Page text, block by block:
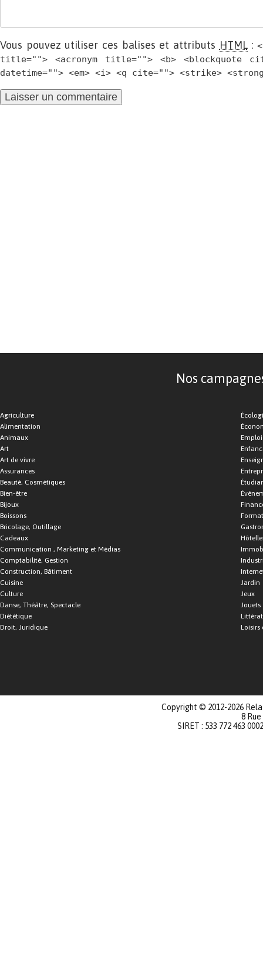
Vous pouvez utiliser ces balises et attributs HTML:
title=""> <acronym title=""> <b> <blockquote
datetime=""> <em> <i> <q cite=""> <strike>
Nos
Agriculture
Alimentation
Animaux
Art
Art de vivre
Assurances
Beauté, Cosmétiques
Bien-être
Bijoux
Boissons
Bricolage, Outillage
Cadeaux
Communication , Marketing et Médias
Comptabilité, Gestion
Construction, Bâtiment
Cuisine
Culture
Danse, Théâtre, Spectacle
Diététique
Droit, Juridique
Emploi
Jardin
Jeux
Jouets
Loisirs
Copyright © 2012-2026
8
SIRET : 533 772 463